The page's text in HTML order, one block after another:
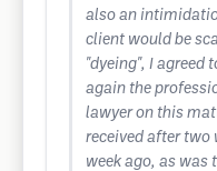
also an
client would be
"dyeing", I agreed
again the
lawyer on this
received after two
week ago, as was